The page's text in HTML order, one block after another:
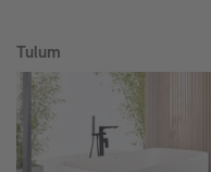
Tulum